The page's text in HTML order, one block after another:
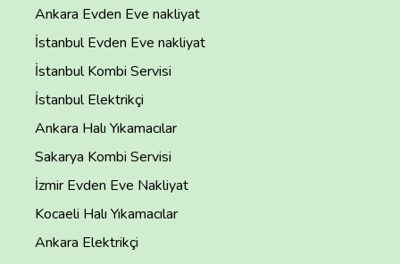
Ankara Evden Eve nakliyat
İstanbul Evden Eve nakliyat
İstanbul Kombi Servisi
İstanbul Elektrikçi
Ankara Halı Yıkamacılar
Sakarya Kombi Servisi
İzmir Evden Eve Nakliyat
Kocaeli Halı Yıkamacılar
Ankara Elektrikçi